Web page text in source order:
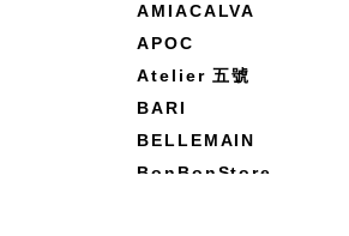
AMIACALVA
APOC
Atelier 五號
BARI
BELLEMAIN
BonBonStore